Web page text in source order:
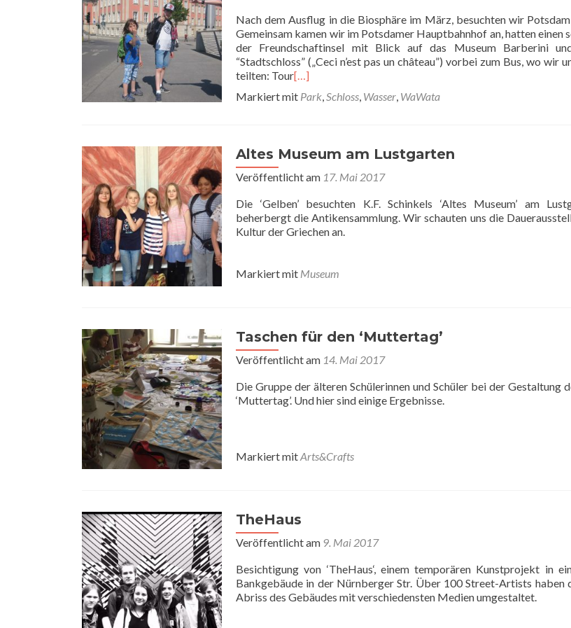
Nach dem Ausflug in die Biosphäre im März, besuchten wir
Gemeinsam kamen wir im Potsdamer Hauptbahnhof an, hatten einen
der Freundschaftinsel mit Blick auf das Museum Barberini
“Stadtschloss” („Ceci n’est pas un château”) vorbei zum Bus, wo wir
teilten: Tour[…]
Markiert mit Park,Schloss, Wasser, WaWata
Altes Museum am Lustgarten
Veröffentlicht am 17. Mai 2017
Die ‘Gelben’ besuchten K.F. Schinkels ‘Altes Museum’ am
beherbergt die Antikensammlung. Wir schauten uns die
Kultur der Griechen an.
Markiert mit Museum
Taschen für den ‘Muttertag’
Veröffentlicht am 14. Mai 2017
Die Gruppe der älteren Schülerinnen und Schüler bei der Gestaltung
‘Muttertag’. Und hier sind einige Ergebnisse.
Markiert mitArts&Crafts
TheHaus
Veröffentlicht am 9. Mai 2017
Besichtigung von ‘TheHaus‘, einem temporären Kunstprojekt in
Bankgebäude in der Nürnberger Str. Über 100 Street-Artists haben
Abriss des Gebäudes mit verschiedensten Medien umgestaltet.